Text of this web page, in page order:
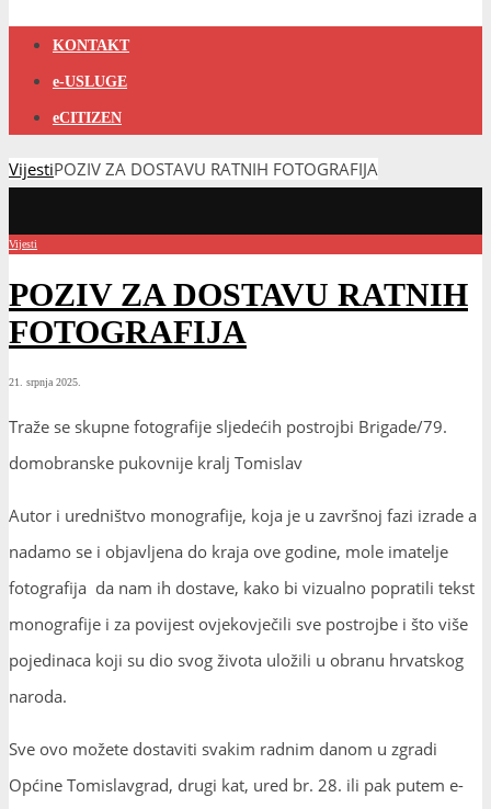
KONTAKT
e-USLUGE
eCITIZEN
VijestiPOZIV ZA DOSTAVU RATNIH FOTOGRAFIJA
Vijesti
POZIV ZA DOSTAVU RATNIH
FOTOGRAFIJA
21. srpnja 2025.
Traže se skupne fotografije sljedećih postrojbi Brigade/79.
domobranske pukovnije kralj Tomislav
Autor i uredništvo monografije, koja je u završnoj fazi izrade a
nadamo se i objavljena do kraja ove godine, mole imatelje
fotografija da nam ih dostave, kako bi vizualno popratili tekst
monografije i za povijest ovjekovječili sve postrojbe i što više
pojedinaca koji su dio svog života uložili u obranu hrvatskog
naroda.
Sve ovo možete dostaviti svakim radnim danom u zgradi
Općine Tomislavgrad, drugi kat, ured br. 28. ili pak putem e-